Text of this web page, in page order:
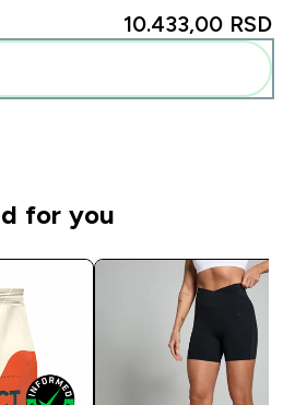
10.433,00 RSD‎
for you